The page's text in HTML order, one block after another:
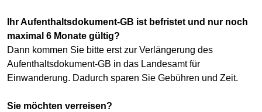
Ihr Aufenthaltsdokument-GB ist befristet und nur noch
maximal 6 Monate gültig?
Dann kommen Sie bitte erst zur Verlängerung des
Aufenthaltsdokument-GB in das Landesamt für
Einwanderung. Dadurch sparen Sie Gebühren und Zeit.
Sie möchten verreisen?